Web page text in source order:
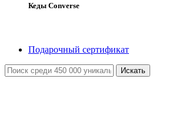
Кеды Converse
Подарочный сертификат
Искать